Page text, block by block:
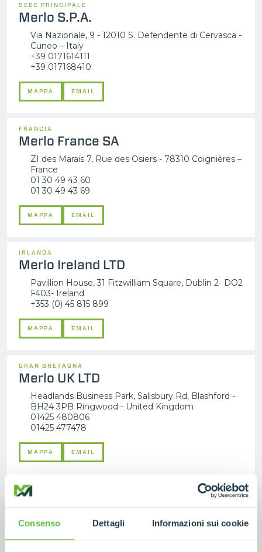
Consenso Dettagli Informazioni sui cookie
SEDE PRINCIPALE
Merlo S.P.A.
Via Nazionale, 9 - 12010 S. Defendente di Cervasca -
Cuneo – Italy
+39 0171614111
+39 017168410
MAPPA EMAIL
FRANCIA
Merlo France SA
ZI des Marais 7, Rue des Osiers - 78310 Coignières –
France
01 30 49 43 60
01 30 49 43 69
MAPPA EMAIL
IRLANDA
Merlo Ireland LTD
Pavillion House, 31 Fitzwilliam Square, Dublin 2- DO2
F403- Ireland
+353 (0) 45 815 899
MAPPA EMAIL
GRAN BRETAGNA
Merlo UK LTD
Headlands Business Park, Salisbury Rd, Blashford -
BH24 3PB Ringwood - United Kingdom
01425 480806
01425 477478
MAPPA EMAIL
GERMANIA
Merlo Deutschland GMBH
Ahrensstr. 2D - 28197 Bremen - Germany
+49(0)421-3992-0
+49(0)421-3992-239